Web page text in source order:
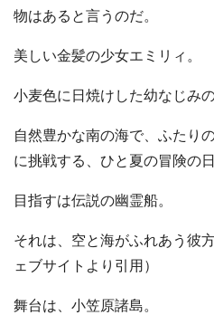
物はあると言うのだ。
美しい金髪の少女エミリィ。
小麦色に日焼けした幼なじみの
自然豊かな南の海で、ふたり
に挑戦する、ひと夏の冒険の
目指すは伝説の幽霊船。
それは、空と海がふれあう
ェブサイトより引用）
舞台は、小笠原諸島。